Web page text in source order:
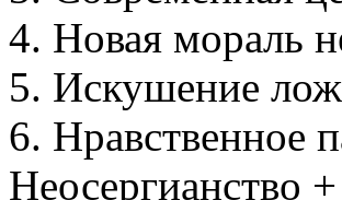
4. Новая мораль
5. Искушение
6. Нравственное